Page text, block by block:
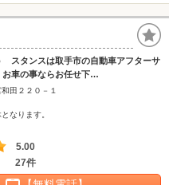
スタンスは取手市の自動車アフターサ
お車の事ならお任せ下…
田２２０－１
なります。
5.00
27件